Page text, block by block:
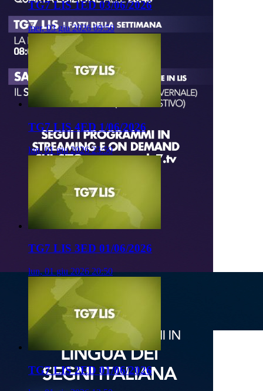
TG7 LIS 1ED 03/06/2026
mer, 03 giu 2026 09:50
TG7 LIS 4ED 1/06/2026
lun, 01 giu 2026 23:50
TG7 LIS 3ED 01/06/2026
lun, 01 giu 2026 20:50
TG7 LIS 2ED 01/06/2026